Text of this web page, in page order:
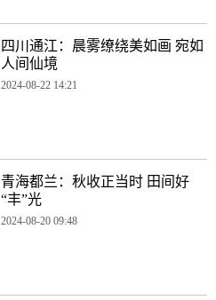
四川通江：晨雾缭绕美如画 宛如
人间仙境
2024-08-22 14:21
青海都兰：秋收正当时 田间好
“丰”光
2024-08-20 09:48